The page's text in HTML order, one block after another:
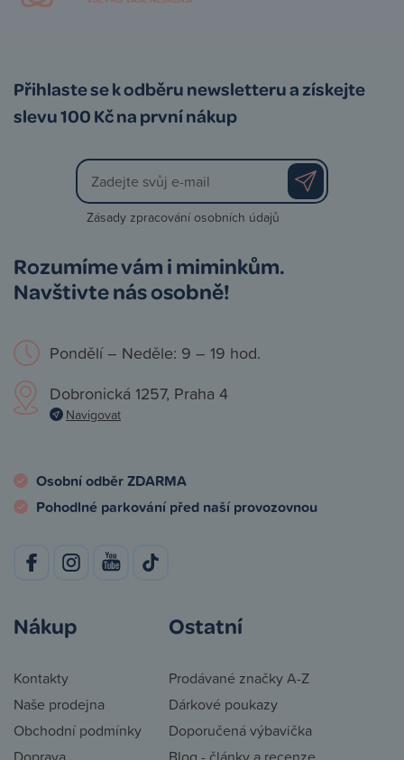
Přihlaste se k odběru newsletteru a získejte
slevu 100 Kč na první nákup
Zásady zpracování osobních údajů
Rozumíme vám i miminkům.
Navštivte nás osobně!
Pondělí – Neděle: 9 – 19 hod.
Dobronická 1257, Praha 4
Navigovat
Osobní odběr ZDARMA
Pohodlné parkování před naší provozovnou
Nákup
Kontakty
Naše prodejna
Obchodní podmínky
Ostatní
Prodávané značky A-Z
Dárkové poukazy
Doporučená výbavička